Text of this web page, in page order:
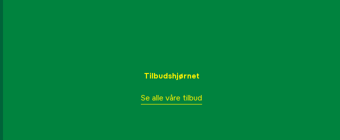
Tilbudshjørnet
Se alle våre tilbud